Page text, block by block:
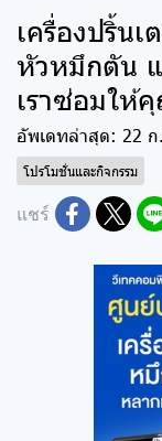
เครื่องปริ้น
หัวหมึกตัน
เราซ่อมให้
อัพเดทล่าสุด: 22
โปรโมชั่นและกิจกรรม
แชร์